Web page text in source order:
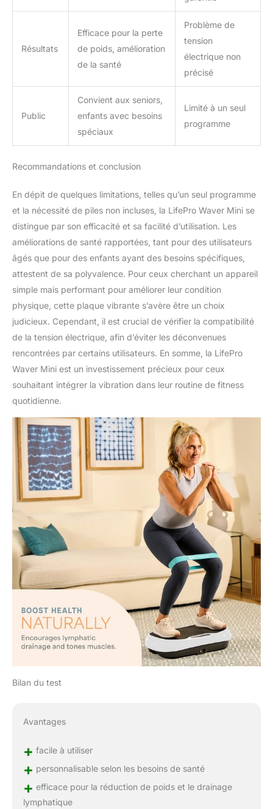
Résultats
Efficace pour la perte
de poids, amélioration
de la santé
Problème de
tension
électrique non
précisé
Public
Convient aux seniors,
enfants avec besoins
spéciaux
Limité à un seul
programme
Recommandations et conclusion
En dépit de quelques limitations, telles qu’un seul programme
et la nécessité de piles non incluses, la LifePro Waver Mini se
distingue par son efficacité et sa facilité d’utilisation. Les
améliorations de santé rapportées, tant pour des utilisateurs
âgés que pour des enfants ayant des besoins spécifiques,
attestent de sa polyvalence. Pour ceux cherchant un appareil
simple mais performant pour améliorer leur condition
physique, cette plaque vibrante s’avère être un choix
judicieux. Cependant, il est crucial de vérifier la compatibilité
de la tension électrique, afin d’éviter les déconvenues
rencontrées par certains utilisateurs. En somme, la LifePro
Waver Mini est un investissement précieux pour ceux
souhaitant intégrer la vibration dans leur routine de fitness
quotidienne.
Bilan du test
Avantages
+ facile à utiliser
+ personnalisable selon les besoins de santé
+ efficace pour la réduction de poids et le drainage
lymphatique